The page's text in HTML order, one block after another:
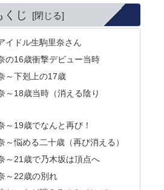
くじ
イドル生駒里奈さん
の16歳衝撃デビュー当時
～下剋上の17歳
～18歳当時（消える陰り
～19歳でなんと再び！
～悩める二十歳（再び消える）
～21歳で乃木坂は頂点へ
～22歳の別れ